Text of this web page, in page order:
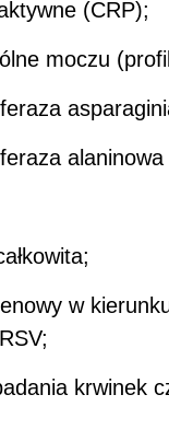
(CRP);
moczu
alaninowa
w
krwinek